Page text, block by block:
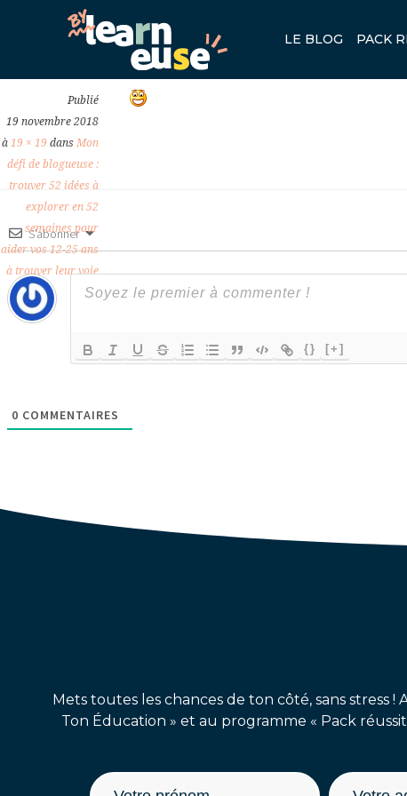
LE BLOG PACK
Previous
Publié
19 novembre 2018
à 19 × 19 dans Mon
défi de blogueuse :
trouver 52 idées à
explorer en 52
semaines pour
aider vos 12-25 ans
à trouver leur voie
S’abonner
{} [+]
0 COMMENTAIRES
Mets toutes les chances de ton côté, sans stress
Ton Éducation » et au programme « Pack